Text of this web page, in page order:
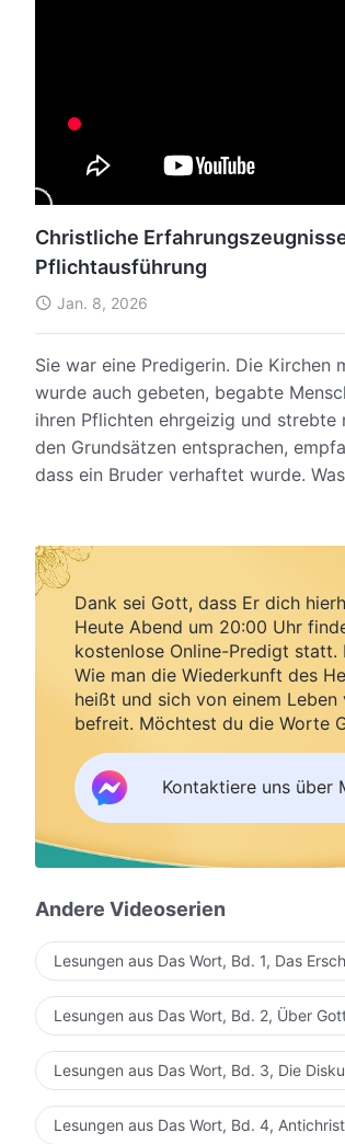
Christliche
Pflichtausführung
Jan. 8, 2026
Sie war eine Predigerin. Die Kirchen
wurde auch gebeten, begabte
ihren Pflichten ehrgeizig und strebte
den Grundsätzen entsprachen,
dass ein Bruder verhaftet wurde.
Dank sei Gott, dass Er dich
Heute Abend um 20:00 Uhr
kostenlose Online-Predigt statt.
Wie man die Wiederkunft des
heißt und sich von einem Leben
befreit. Möchtest du die Worte
Kontaktiere uns über
Andere Videoserien
Lesungen aus Das Wort, Bd. 1, Das
Lesungen aus Das Wort, Bd. 2, Über
Lesungen aus Das Wort, Bd. 3, Die
Lesungen aus Das Wort, Bd. 4,